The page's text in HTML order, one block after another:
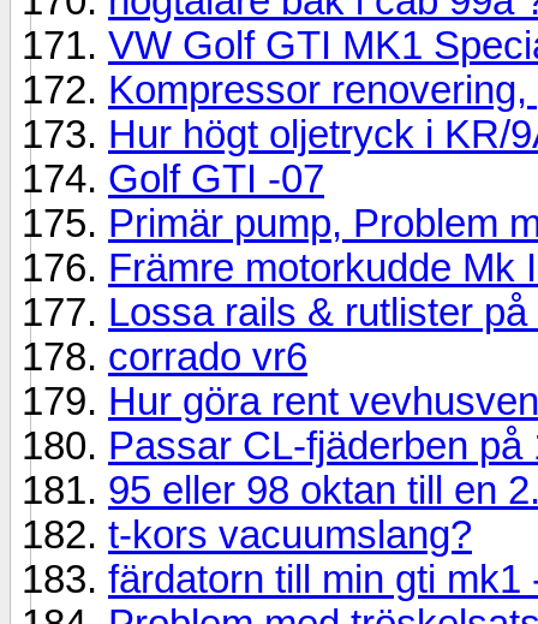
VW Golf GTI MK1
Kompressor renovering,
Hur högt oljetryck i KR/
Golf GTI -07
Primär pump, Problem
Främre motorkudde Mk
Lossa rails & rutlister
corrado vr6
Hur göra rent
Passar CL-fjäderben på
95 eller 98 oktan till en
t-kors vacuumslang?
färdatorn till min gti mk1